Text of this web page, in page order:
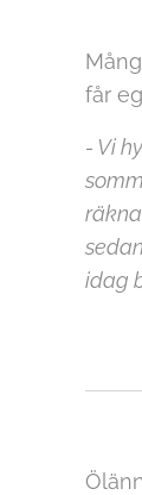
får
- Vi
idag